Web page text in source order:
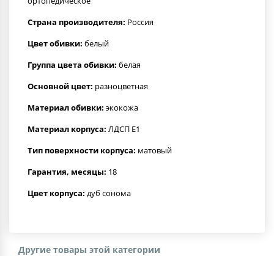
Страна производителя: Россия
Цвет обивки: белый
Группа цвета обивки: белая
Основной цвет: разноцветная
Материал обивки: экокожа
Материал корпуса: ЛДСП Е1
Тип поверхности корпуса: матовый
Гарантия, месяцы: 18
Цвет корпуса: дуб сонома
Другие товары этой категории